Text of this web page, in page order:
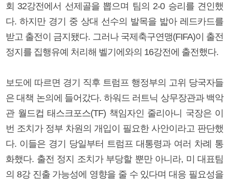
회 32강전에서 선제골을 뽑으며 팀의 2-0 승리를 견인했
다. 하지만 경기 중 상대 선수의 발목을 밟아 레드카드를
받고 출전이 금지됐다. 그러나 국제축구연맹(FIFA)이 출전
정지를 집행유예 처리해 벨기에와의 16강전에 출전했다.
보도에 따르면 경기 직후 트럼프 행정부의 고위 당국자들
은 대책 논의에 들어갔다. 하워드 러트닉 상무장관과 백악
관 월드컵 태스크포스(TF) 책임자인 줄리아니 국장은 이
번 조치가 정부 차원의 개입이 필요한 사안이라고 판단했
다. 이들은 경기 당일부터 트럼프 대통령과 여러 차례 통
화했다. 출전 정지 조치가 부당할 뿐만 아니라, 미 대표팀
의 8강 진출 가능성에 영향을 줄 수 있다며 대응 필요성을